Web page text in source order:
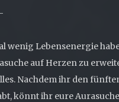
wenig Lebensenergie
auf Herzen zu
Nachdem ihr den
könnt ihr eure